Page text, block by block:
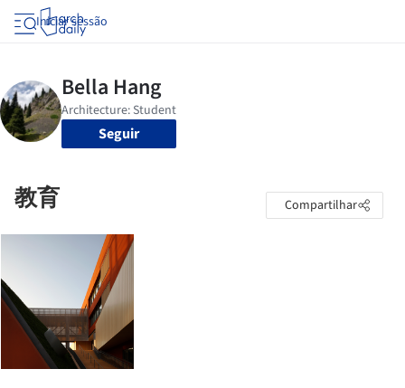
Iniciar sessão
Seguir
教育 Compartilhar